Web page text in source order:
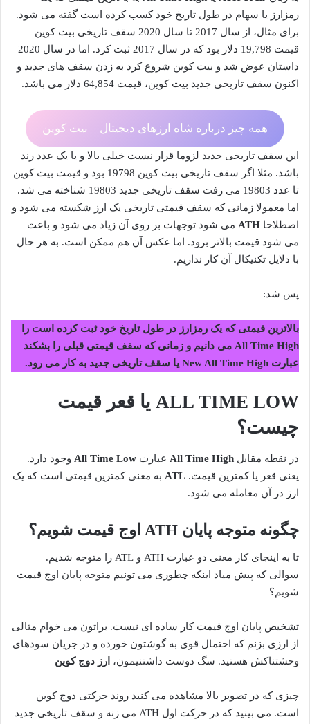
رمزارز یا سهام در طول تاریخ خود کسب کرده است گفته می شود.
برای مثال، از سال 2017 تا سال 2020 سقف تاریخی بیت کوین
قیمت 19,798 دلار بود که در سال 2017 ثبت کرد. اما در سال 2020
داستان عوض شد و بیت کوین شروع کرد به زدن سقف های جدید و
اکنون سقف تاریخی جدید بیت کوین، قیمت 64,854 دلار می باشد.
همه چیز درباره شاه ارزهای دیجیتال – بیت کوین
این سقف تاریخی جدید لزوما قرار نیست خیلی بالا و یا یک عدد رند
باشد. مثلا اگر سقف تاریخی بیت کوین 19798 بود و قیمت بیت کوین
تا عدد 19803 می رفت سقف تاریخی جدید 19803 شناخته می شد.
اما معمولا زمانی که سقف قیمتی تاریخی یک ارز شکسته می شود و
اصطلاحا ATH می شود توجهات بر روی آن زیاد می شود و باعث
می شود قیمت بالاتر برود. اما عکس آن هم ممکن است. به هر حال
با دلایل تکنیکال آن کار نداریم.
پس شد:
بالاترین قیمتی که یک رمزارز در طول تاریخ خود ثبت کرده است را
All Time High می دانیم و زمانی که سقف قیمتی قبلی را بشکند
عبارت New All Time High یا سقف تاریخی جدید به کار می رود.
ALL TIME LOW یا قعر قیمت
چیست؟
در نقطه مقابل All Time High عبارت All Time Low وجود دارد.
یعنی قعر یا کمترین قیمت. ATL به معنی کمترین قیمتی است که یک
ارز در آن معامله می شود.
چگونه متوجه پایان ATH اوج قیمت شویم؟
تا به اینجای کار معنی دو عبارت ATH و ATL را متوجه شدیم.
سوالی که پیش میاد اینکه چطوری می تونیم متوجه پایان اوج قیمت
شویم؟
تشخیص پایان اوج قیمت کار ساده ای نیست. براتون می خوام مثالی
از ارزی بزنم که احتمال قوی به گوشتون خورده و در جریان سودهای
وحشتناکش هستید. سگ دوست داشتنیمون، ارز دوج کوین
چیزی که در تصویر بالا مشاهده می کنید روند حرکتی دوج کوین
است. می بینید که در حرکت اول ATH می زنه و سقف تاریخی جدید